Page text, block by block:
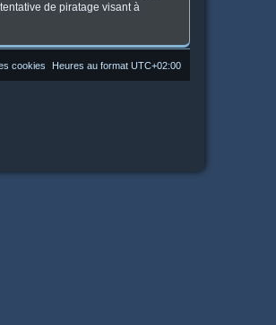
de piratage visant à
Heures au format UTC+02:00
cookies